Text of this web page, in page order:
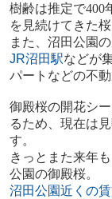
樹齢は推定で400
を見続けてきた桜
また、沼田公園の
JR沼田駅などが
パートなどの不
御殿桜の開花シ
るため、現在は
す。
きっとまた来年
公園の御殿桜。
沼田公園近くの